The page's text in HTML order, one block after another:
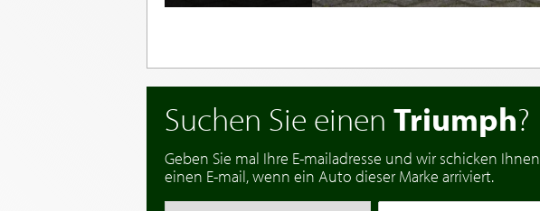
Suchen Sie einen Triumph?
Geben Sie mal Ihre E-mailadresse und wir schicken Ihnen
einen E-mail, wenn ein Auto dieser Marke arriviert.